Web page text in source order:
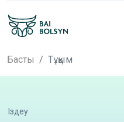
Басты Тұқым
Іздеу